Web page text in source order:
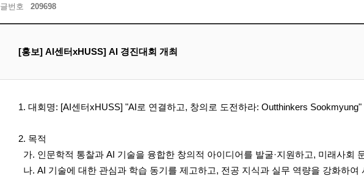
글번호 209698
[홍보] AI센터xHUSS] AI 경진대회 개최
1. 대회명: [AI센터xHUSS] "AI로 연결하고, 창의로 도전하라: Outthinkers Sookmyung"
2. 목적
가. 인문학적 통찰과 AI 기술을 융합한 창의적 아이디어를 발굴·지원하고, 미래사회
나. AI 기술에 대한 관심과 학습 동기를 제고하고, 전공 지식과 실무 역량을 강화하여